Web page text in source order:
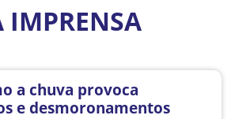
IMPRENSA
a chuva provoca
e desmoronamentos